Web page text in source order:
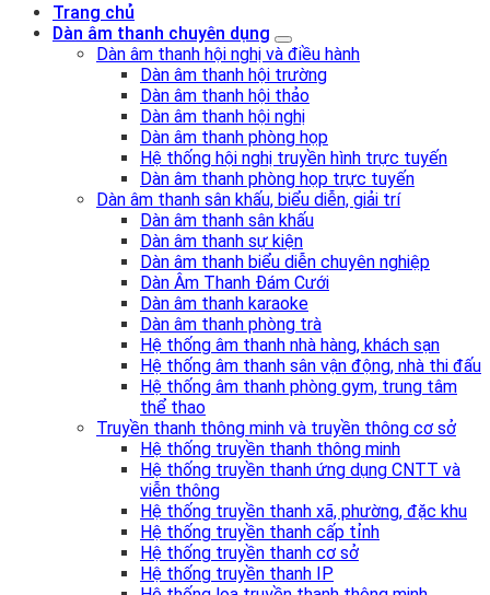
Trang chủ
Dàn âm thanh chuyên dụng
Dàn âm thanh hội nghị và điều hành
Dàn âm thanh hội trường
Dàn âm thanh hội thảo
Dàn âm thanh hội nghị
Dàn âm thanh phòng họp
Hệ thống hội nghị truyền hình trực tuyến
Dàn âm thanh phòng họp trực tuyến
Dàn âm thanh sân khấu, biểu diễn, giải trí
Dàn âm thanh sân khấu
Dàn âm thanh sự kiện
Dàn âm thanh biểu diễn chuyên nghiệp
Dàn Âm Thanh Đám Cưới
Dàn âm thanh karaoke
Dàn âm thanh phòng trà
Hệ thống âm thanh nhà hàng, khách sạn
Hệ thống âm thanh sân vận động, nhà thi đấu
Hệ thống âm thanh phòng gym, trung tâm
thể thao
Truyền thanh thông minh và truyền thông cơ sở
Hệ thống truyền thanh thông minh
Hệ thống truyền thanh ứng dụng CNTT và
viễn thông
Hệ thống truyền thanh xã, phường, đặc khu
Hệ thống truyền thanh cấp tỉnh
Hệ thống truyền thanh cơ sở
Hệ thống truyền thanh IP